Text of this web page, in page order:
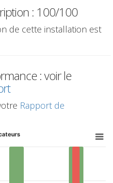
: 100/100
de cette installation est
: voir le
Rapport de